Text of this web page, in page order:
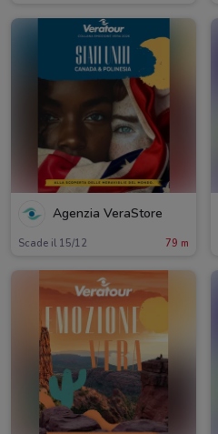
Agenzia VeraStore
Scade il 15/12 79 m